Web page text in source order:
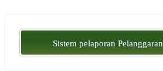
Sistem pelaporan Pelanggaran